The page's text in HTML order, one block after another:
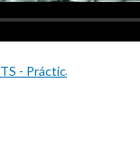
- Prácticas turismo y